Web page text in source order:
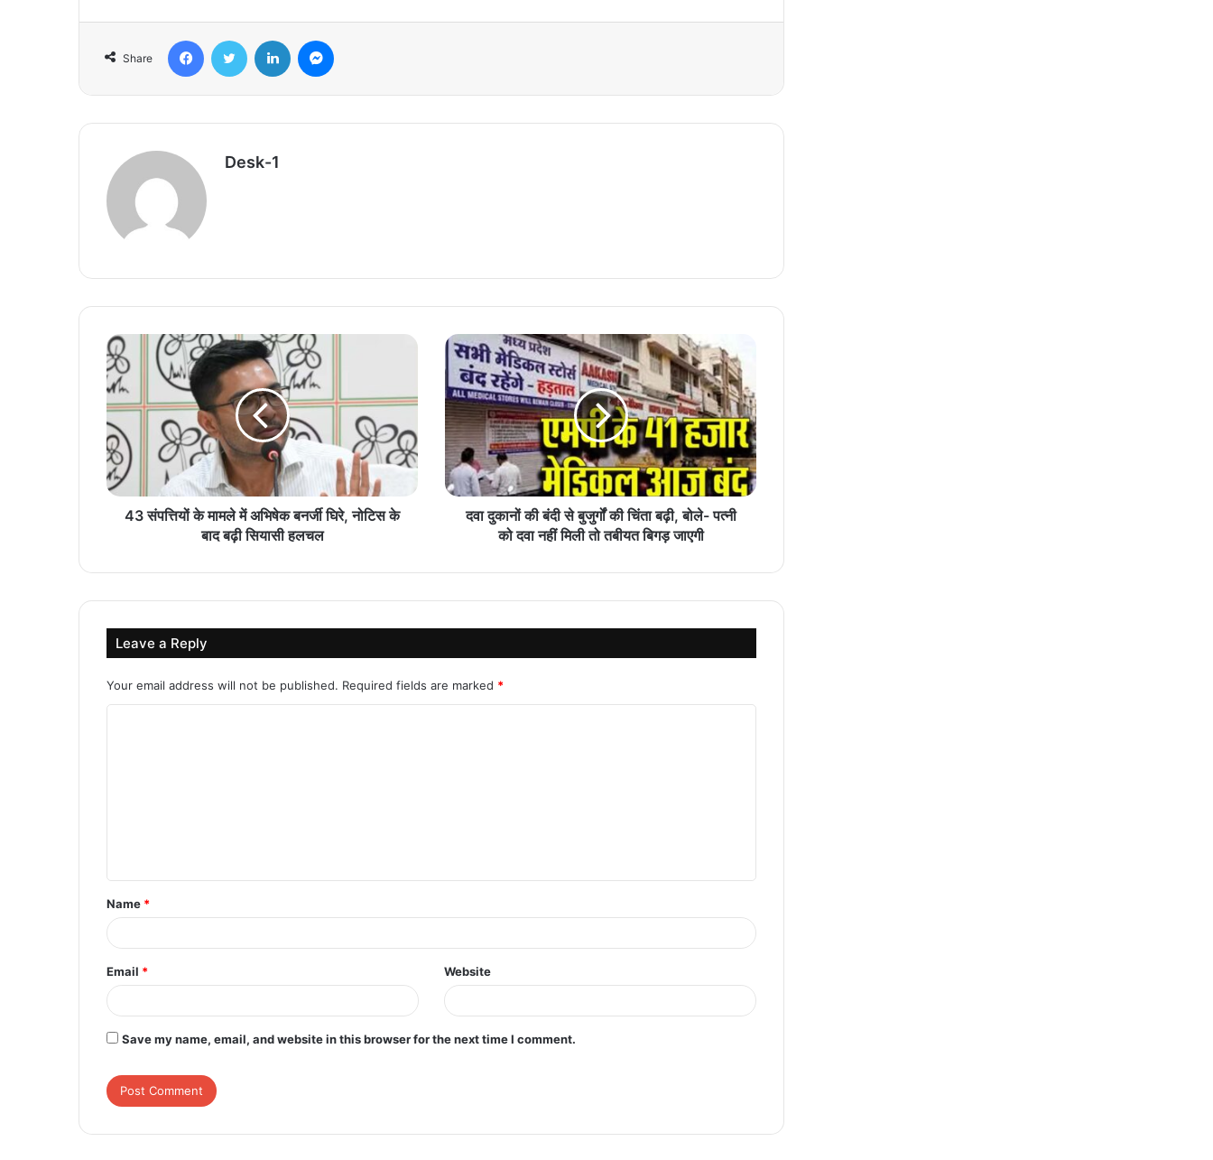
Share
Desk-1
43 संपत्तियों के मामले में अभिषेक बनर्जी घिरे, नोटिस के
बाद बढ़ी सियासी हलचल
दवा दुकानों की बंदी से बुजुर्गों की चिंता बढ़ी, बोले- पत्नी
को दवा नहीं मिली तो तबीयत बिगड़ जाएगी
Leave a Reply
Your email address will not be published. Required fields are marked *
t
*
Name *
Email * Website
Save my name, email, and website in this browser for the next time I comment.